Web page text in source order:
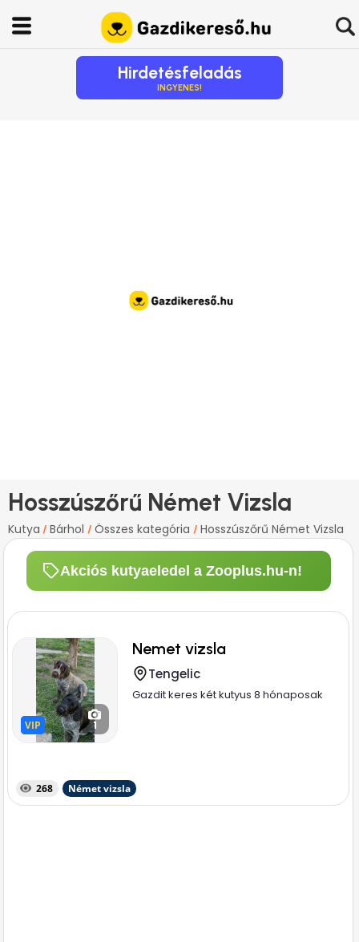
Hirdetésfeladás
INGYENES!
Hosszúszőrű Német Vizsla
Kutya / Bárhol / Összes kategória / Hosszúszőrű Német Vizsla
Akciós kutyaeledel a Zooplus.hu-n!
VIP
VIP 1
Nemet vizsla
Tengelic
Gazdit keres két kutyus 8 hónaposak
268 Német vizsla